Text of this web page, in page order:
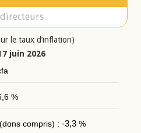
le taux d’inflation)
juin 2026
%
compris) : -3,3%